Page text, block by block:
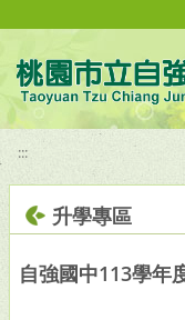
:::
升學專區
自強國中113學年